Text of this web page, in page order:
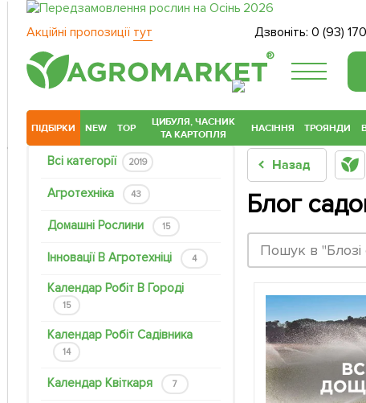
Акційні пропозиції тут Дзвоніть: 0 (93)
®
ПІДБІРКИ NEW TOP
ЦИБУЛЯ, ЧАСНИК
ТА КАРТОПЛЯ
НАСІННЯ ТРОЯНДИ
Всі категорії 2019
Агротехніка 43
Домашні Рослини 15
Інновації В Агротехніці 4
Календар Робіт В Городі
15
Календар Робіт Садівника
14
Календар Квіткаря 7
Назад
Блог